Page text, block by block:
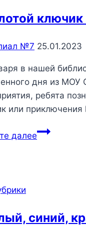
№7 25.01.2023
в нашей
дня из
ребята
или приключения
далее«Золотой
синий,